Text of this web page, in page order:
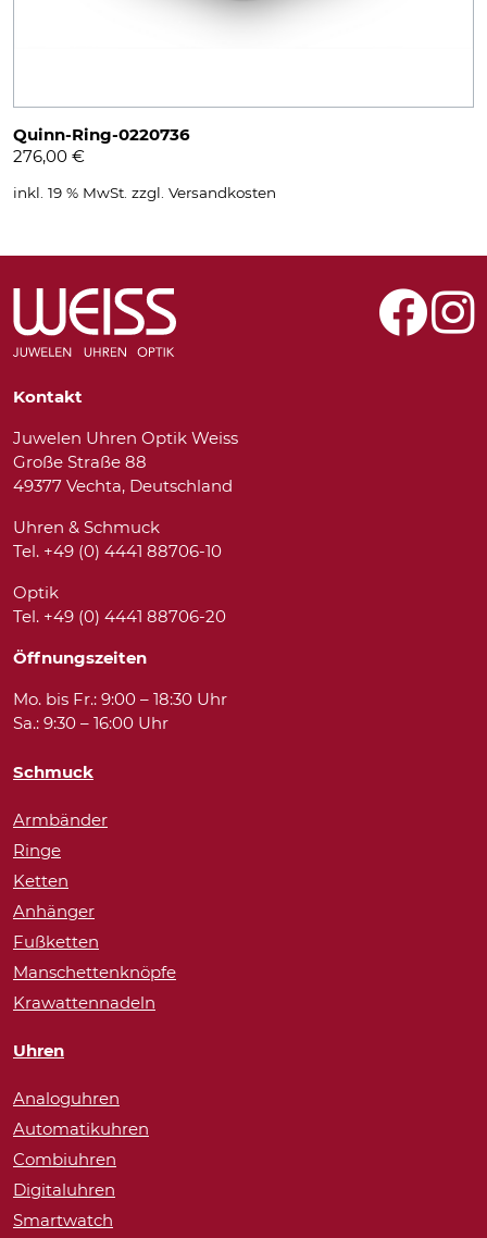
Quinn-Ring-0220736
276,00 €
inkl. 19 % MwSt. zzgl. Versandkosten
Kontakt
Juwelen Uhren Optik Weiss
Große Straße 88
49377 Vechta, Deutschland
Uhren & Schmuck
Tel. +49 (0) 4441 88706-10
Optik
Tel. +49 (0) 4441 88706-20
Öffnungszeiten
Mo. bis Fr.: 9:00 – 18:30 Uhr
Sa.: 9:30 – 16:00 Uhr
Schmuck
Armbänder
Ringe
Ketten
Anhänger
Fußketten
Manschettenknöpfe
Krawattennadeln
Uhren
Analoguhren
Automatikuhren
Combiuhren
Digitaluhren
Smartwatch